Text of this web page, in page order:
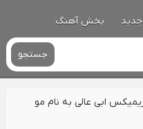
پخش آهنگ
جستجو
ریمیکس ابی عالی به نام مو